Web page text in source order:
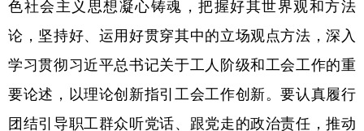
色社会主义思想凝心铸魂，把握好其世界观和方法
论，坚持好、运用好贯穿其中的立场观点方法，深入
学习贯彻习近平总书记关于工人阶级和工会工作的重
要论述，以理论创新指引工会工作创新。要认真履行
团结引导职工群众听党话、跟党走的政治责任，推动